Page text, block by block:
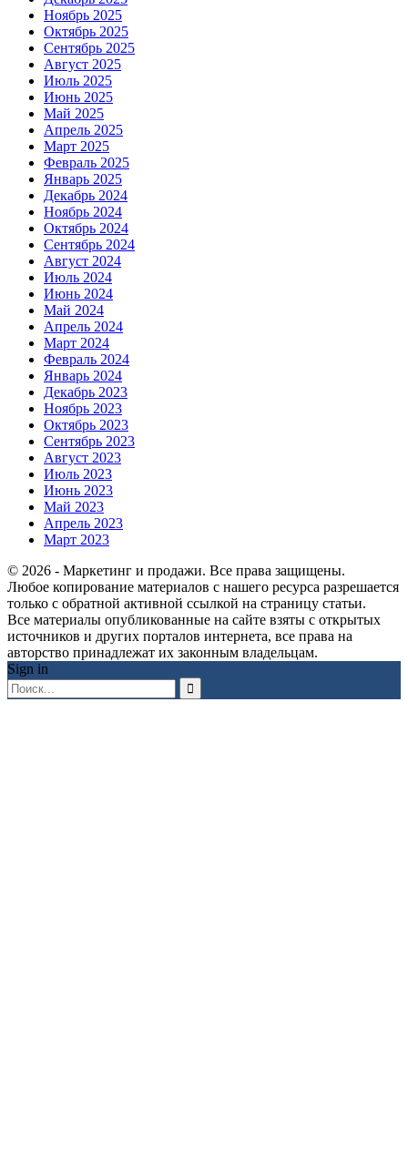
Ноябрь 2025
Октябрь 2025
Сентябрь 2025
Август 2025
Июль 2025
Июнь 2025
Май 2025
Апрель 2025
Март 2025
Февраль 2025
Январь 2025
Декабрь 2024
Ноябрь 2024
Октябрь 2024
Сентябрь 2024
Август 2024
Июль 2024
Июнь 2024
Май 2024
Апрель 2024
Март 2024
Февраль 2024
Январь 2024
Декабрь 2023
Ноябрь 2023
Октябрь 2023
Сентябрь 2023
Август 2023
Июль 2023
Июнь 2023
Май 2023
Апрель 2023
Март 2023
© 2026 - Маркетинг и продажи. Все права защищены.
Любое копирование материалов с нашего ресурса разрешается
только с обратной активной ссылкой на страницу статьи.
Все материалы опубликованные на сайте взяты с открытых
источников и других порталов интернета, все права на
авторство принадлежат их законным владельцам.
Sign in